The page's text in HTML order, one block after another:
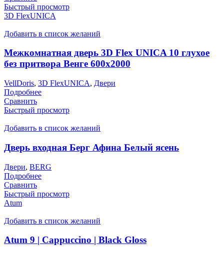
Быстрый просмотр
3D FlexUNICA
Добавить в список желаний
Межкомнатная дверь 3D Flex UNICA 10 глухое
без притвора Венге 600х2000
VellDoris, 3D FlexUNICA, Двери
Подробнее
Сравнить
Быстрый просмотр
Добавить в список желаний
Дверь входная Берг Афина Белый ясень
Двери, BERG
Подробнее
Сравнить
Быстрый просмотр
Atum
Добавить в список желаний
Atum 9 | Cappuccino | Black Gloss